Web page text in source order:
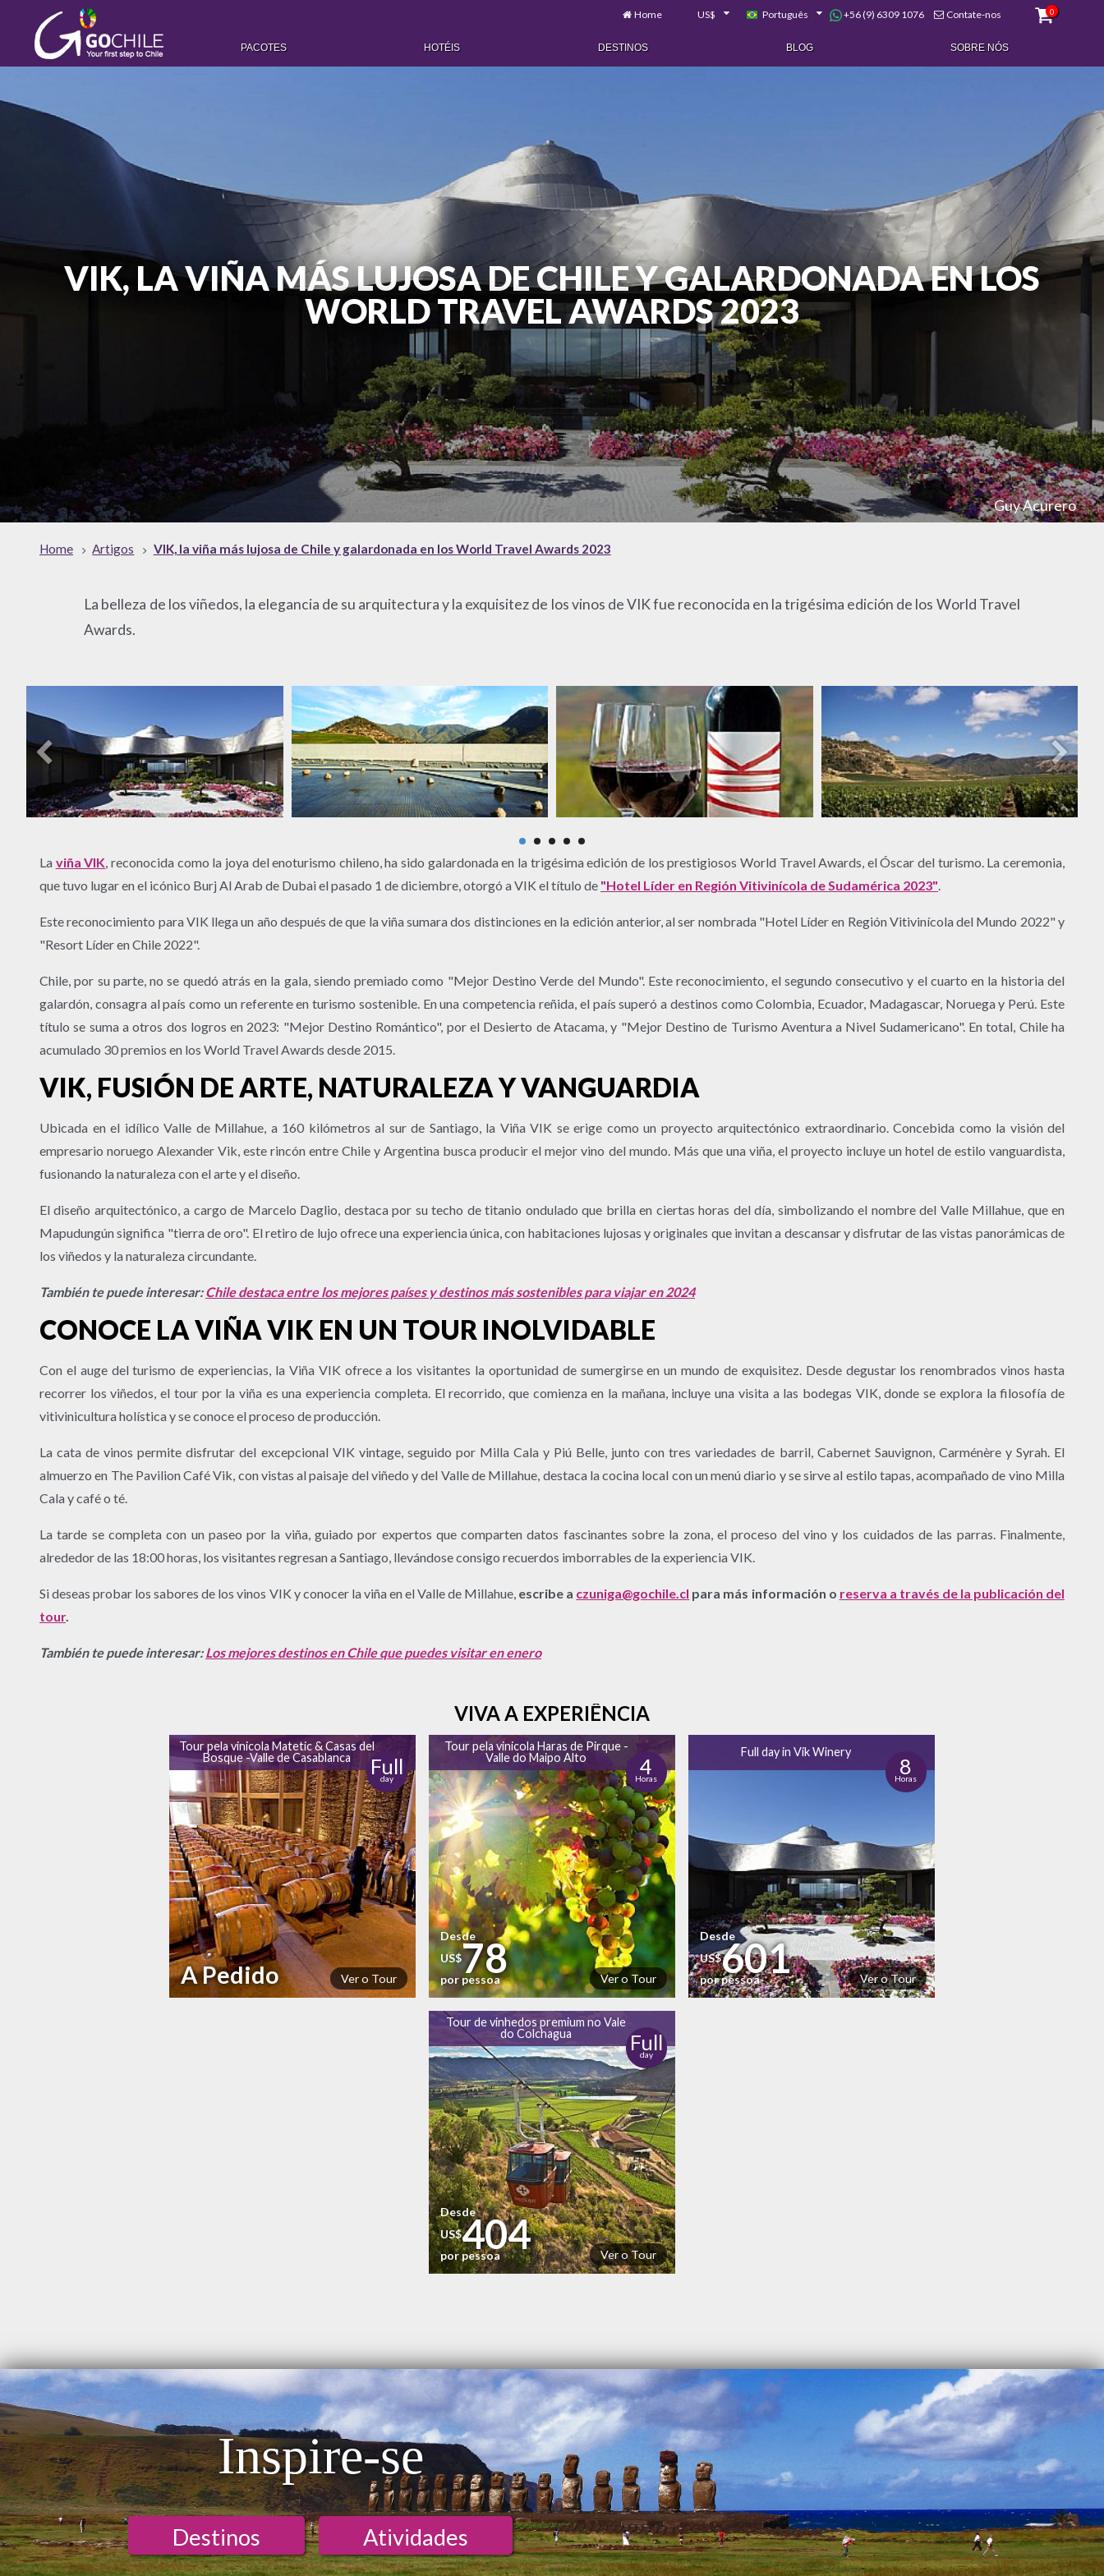
Home US$ Português +56 (9) 6309 1076 Contate-nos 0
PACOTES HOTÉIS DESTINOS BLOG SOBRE NÓS
VIK, LA VIÑA MÁS LUJOSA DE CHILE Y GALARDONADA EN LOS
WORLD TRAVEL AWARDS 2023
Guy Acurero
Home Artigos VIK, la viña más lujosa de Chile y galardonada en los World Travel Awards 2023
La belleza de los viñedos, la elegancia de su arquitectura y la exquisitez de los vinos de VIK fue reconocida en la trigésima edición de los World Travel
Awards.
La viña VIK , reconocida como la joya del enoturismo chileno, ha sido galardonada en la trigésima edición de los prestigiosos World Travel Awards, el Óscar del turismo. La ceremonia,
que tuvo lugar en el icónico Burj Al Arab de Dubai el pasado 1 de diciembre, otorgó a VIK el título de "Hotel Líder en Región Vitivinícola de Sudamérica 2023"
Este reconocimiento para VIK llega un año después de que la viña sumara dos distinciones en la edición anterior, al ser nombrada "Hotel Líder en Región Vitivinícola del Mundo 2022" y
"Resort Líder en Chile 2022".
Chile, por su parte, no se quedó atrás en la gala, siendo premiado como "Mejor Destino Verde del Mundo". Este reconocimiento, el segundo consecutivo y el cuarto en la historia del
galardón, consagra al país como un referente en turismo sostenible. En una competencia reñida, el país superó a destinos como Colombia, Ecuador, Madagascar, Noruega y Perú. Este
título se suma a otros dos logros en 2023: "Mejor Destino Romántico", por el Desierto de Atacama, y "Mejor Destino de Turismo Aventura a Nivel Sudamericano". En total, Chile ha
acumulado 30 premios en los World Travel Awards desde 2015.
VIK, FUSIÓN DE ARTE, NATURALEZA Y VANGUARDIA
Ubicada en el idílico Valle de Millahue, a 160 kilómetros al sur de Santiago, la Viña VIK se erige como un proyecto arquitectónico extraordinario. Concebida como la visión del
empresario noruego Alexander Vik, este rincón entre Chile y Argentina busca producir el mejor vino del mundo. Más que una viña, el proyecto incluye un hotel de estilo vanguardista,
fusionando la naturaleza con el arte y el diseño.
El diseño arquitectónico, a cargo de Marcelo Daglio, destaca por su techo de titanio ondulado que brilla en ciertas horas del día, simbolizando el nombre del Valle Millahue, que en
Mapudungún significa "tierra de oro". El retiro de lujo ofrece una experiencia única, con habitaciones lujosas y originales que invitan a descansar y disfrutar de las vistas panorámicas de
los viñedos y la naturaleza circundante.
También te puede interesar:Chile destaca entre los mejores países y destinos más sostenibles para viajar en 2024
CONOCE LA VIÑA VIK EN UN TOUR INOLVIDABLE
Con el auge del turismo de experiencias, la Viña VIK ofrece a los visitantes la oportunidad de sumergirse en un mundo de exquisitez. Desde degustar los renombrados vinos hasta
recorrer los viñedos, el tour por la viña es una experiencia completa. El recorrido, que comienza en la mañana, incluye una visita a las bodegas VIK, donde se explora la filosofía de
vitivinicultura holística y se conoce el proceso de producción.
La cata de vinos permite disfrutar del excepcional VIK vintage, seguido por Milla Cala y Piú Belle, junto con tres variedades de barril, Cabernet Sauvignon, Carménère y Syrah. El
almuerzo en The Pavilion Café Vik, con vistas al paisaje del viñedo y del Valle de Millahue, destaca la cocina local con un menú diario y se sirve al estilo tapas, acompañado de vino Milla
Cala y café o té.
La tarde se completa con un paseo por la viña, guiado por expertos que comparten datos fascinantes sobre la zona, el proceso del vino y los cuidados de las parras. Finalmente,
alrededor de las 18:00 horas, los visitantes regresan a Santiago, llevándose consigo recuerdos imborrables de la experiencia VIK.
Si deseas probar los sabores de los vinos VIK y conocer la viña en el Valle de Millahue, escribe a czuniga@gochile.cl para más información o reserva a través de la publicación del
tour.
También te puede interesar:Los mejores destinos en Chile que puedes visitar en enero
VIVA A EXPERIÊNCIA
Tour pela vinicola Matetic & Casas del
Bosque -Valle de Casablanca
Full
day
Ver o Tour
A Pedido
Tour pela vinicola Haras de Pirque -
Valle do Maipo Alto
4
Horas
Ver o Tour
Desde
US$78
por pessoa
Full day in Vik Winery
8
Horas
Ver o Tour
Desde
US$601
por pessoa
Tour de vinhedos premium no Vale
do Colchagua
Full
day
Ver o Tour
Desde
US$404
por pessoa
Inspire-se
Destinos Atividades